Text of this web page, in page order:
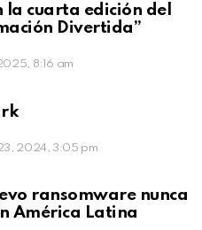
cuarta edición del
Divertida”
8:16 am
2024, 3:05 pm
ransomware nunca
América Latina